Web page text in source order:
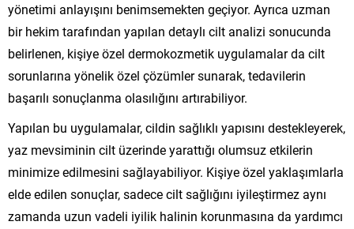
yönetimi anlayışını benimsemekten geçiyor. Ayrıca uzman
bir hekim tarafından yapılan detaylı cilt analizi sonucunda
belirlenen, kişiye özel dermokozmetik uygulamalar da cilt
sorunlarına yönelik özel çözümler sunarak, tedavilerin
başarılı sonuçlanma olasılığını artırabiliyor.
Yapılan bu uygulamalar, cildin sağlıklı yapısını destekleyerek,
yaz mevsiminin cilt üzerinde yarattığı olumsuz etkilerin
minimize edilmesini sağlayabiliyor. Kişiye özel yaklaşımlarla
elde edilen sonuçlar, sadece cilt sağlığını iyileştirmez aynı
zamanda uzun vadeli iyilik halinin korunmasına da yardımcı